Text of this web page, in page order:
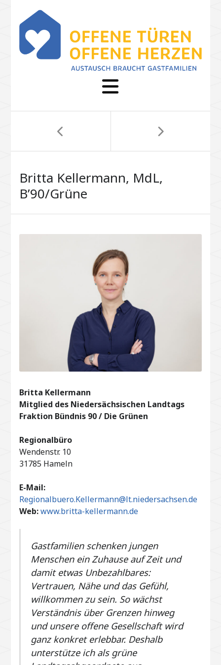
Britta Kellermann, MdL,
B’90/Grüne
Britta Kellermann
Mitglied des Niedersächsischen Landtags
Fraktion Bündnis 90 / Die Grünen
Regionalbüro
Wendenstr. 10
31785 Hameln
E-Mail:
Regionalbuero.Kellermann@lt.niedersachsen.de
Web: www.britta-kellermann.de
Gastfamilien schenken jungen
Menschen ein Zuhause auf Zeit und
damit etwas Unbezahlbares:
Vertrauen, Nähe und das Gefühl,
willkommen zu sein. So wächst
Verständnis über Grenzen hinweg
und unsere offene Gesellschaft wird
ganz konkret erlebbar. Deshalb
unterstütze ich als grüne